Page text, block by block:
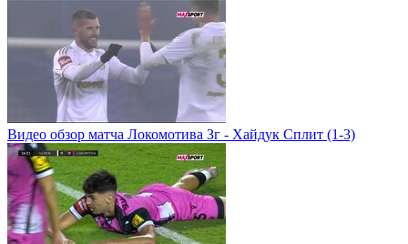
Видео обзор матча Локомотива Зг - Хайдук Сплит (1-3)